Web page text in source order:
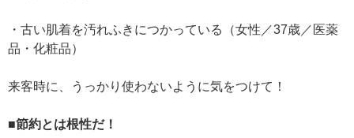
・古い肌着を汚れふきにつかっている（女性／37歳／医薬
品・化粧品）
来客時に、うっかり使わないように気をつけて！
■節約とは根性だ！